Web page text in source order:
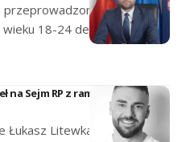
przeprowadzonych przez
wieku 18-24 deklaruje
na Sejm RP z ramienia Nowej
Łukasz Litewka, poseł na